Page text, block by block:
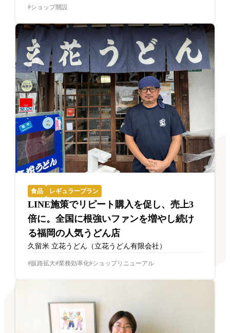
ショップ開設
食品 レギュラープラン
LINE施策でリピート購入を促し、売上3
倍に。全国に根強いファンを増やし続け
る福岡の人気うどん店
久留米 立花うどん（立花うどん有限会社）
販路拡大 業務効率化 ショップリニューアル